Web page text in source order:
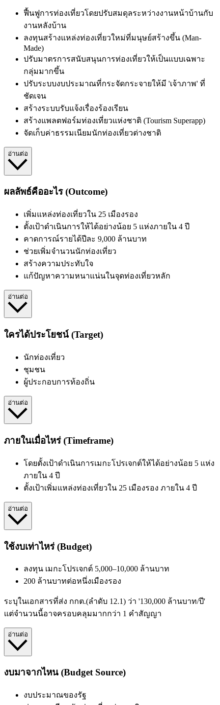
ฟื้นฟูการท่องเที่ยวโดยปรับสมดุลระหว่างงานหน้าบ้านกับ
งานหลังบ้าน
ลงทุนสร้างแหล่งท่องเที่ยวใหม่ที่มนุษย์สร้างขึ้น (Man-
Made)
ปรับมาตรการสนับสนุนการท่องเที่ยวให้เป็นแบบเฉพาะ
กลุ่มมากขึ้น
ปรับระบบงบประมาณที่กระจัดกระจายให้มี 'เจ้าภาพ' ที่
ชัดเจน
สร้างระบบรับแจ้งเรื่องร้องเรียน
สร้างแพลตฟอร์มท่องเที่ยวแห่งชาติ (Tourism Superapp)
จัดเก็บค่าธรรมเนียมนักท่องเที่ยวต่างชาติ
อ่านต่อ
ผลลัพธ์คืออะไร (Outcome)
เพิ่มแหล่งท่องเที่ยวใน 25 เมืองรอง
ตั้งเป้าดำเนินการให้ได้อย่างน้อย 5 แห่งภายใน 4 ปี
คาดการณ์รายได้ปีละ 9,000 ล้านบาท
ช่วยเพิ่มจำนวนนักท่องเที่ยว
สร้างความประทับใจ
แก้ปัญหาความหนาแน่นในจุดท่องเที่ยวหลัก
อ่านต่อ
ใครได้ประโยชน์ (Target)
นักท่องเที่ยว
ชุมชน
ผู้ประกอบการท้องถิ่น
อ่านต่อ
ภายในเมื่อไหร่ (Timeframe)
โดยตั้งเป้าดำเนินการเมกะโปรเจกต์ให้ได้อย่างน้อย 5 แห่ง
ภายใน 4 ปี
ตั้งเป้าเพิ่มแหล่งท่องเที่ยวใน 25 เมืองรอง ภายใน 4 ปี
อ่านต่อ
ใช้งบเท่าไหร่ (Budget)
ลงทุน เมกะโปรเจกต์ 5,000–10,000 ล้านบาท
200 ล้านบาทต่อหนึ่งเมืองรอง
ระบุในเอกสารที่ส่ง กกต.(ลำดับ 12.1) ว่า '130,000 ล้านบาท/ปี'
แต่จำนวนนี้อาจครอบคลุมมากกว่า 1 คำสัญญา
อ่านต่อ
งบมาจากไหน (Budget Source)
งบประมาณของรัฐ